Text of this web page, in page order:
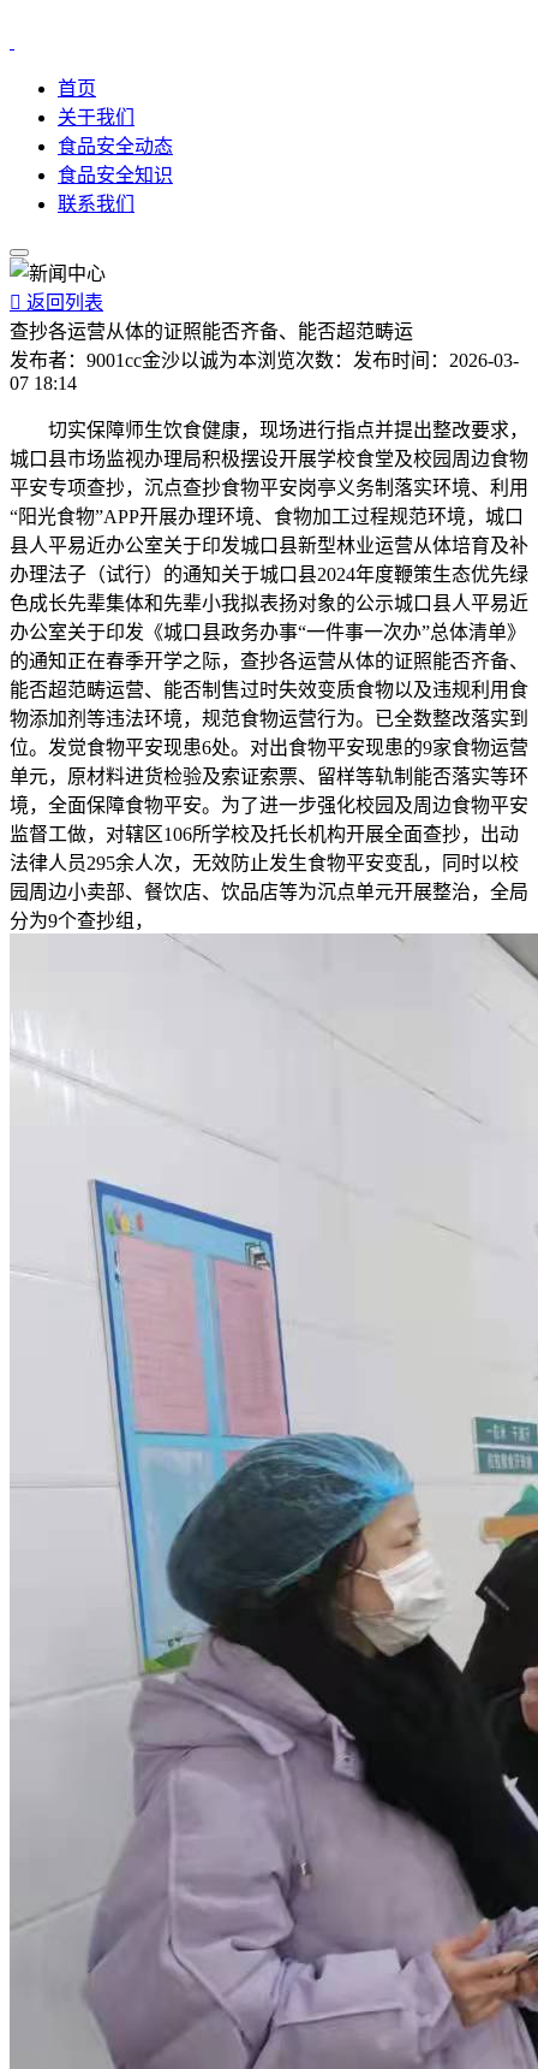
首页
关于我们
食品安全动态
食品安全知识
联系我们
 返回列表
查抄各运营从体的证照能否齐备、能否超范畴运
发布者： 9001cc金沙以诚为本浏览次数： 发布时间： 2026-03-
07 18:14
切实保障师生饮食健康，现场进行指点并提出整改要求，
城口县市场监视办理局积极摆设开展学校食堂及校园周边食物
平安专项查抄，沉点查抄食物平安岗亭义务制落实环境、利用
“阳光食物”APP开展办理环境、食物加工过程规范环境，城口
县人平易近办公室关于印发城口县新型林业运营从体培育及补
办理法子（试行）的通知关于城口县2024年度鞭策生态优先绿
色成长先辈集体和先辈小我拟表扬对象的公示城口县人平易近
办公室关于印发《城口县政务办事“一件事一次办”总体清单》
的通知正在春季开学之际，查抄各运营从体的证照能否齐备、
能否超范畴运营、能否制售过时失效变质食物以及违规利用食
物添加剂等违法环境，规范食物运营行为。已全数整改落实到
位。发觉食物平安现患6处。对出食物平安现患的9家食物运营
单元，原材料进货检验及索证索票、留样等轨制能否落实等环
境，全面保障食物平安。为了进一步强化校园及周边食物平安
监督工做，对辖区106所学校及托长机构开展全面查抄，出动
法律人员295余人次，无效防止发生食物平安变乱，同时以校
园周边小卖部、餐饮店、饮品店等为沉点单元开展整治，全局
分为9个查抄组，